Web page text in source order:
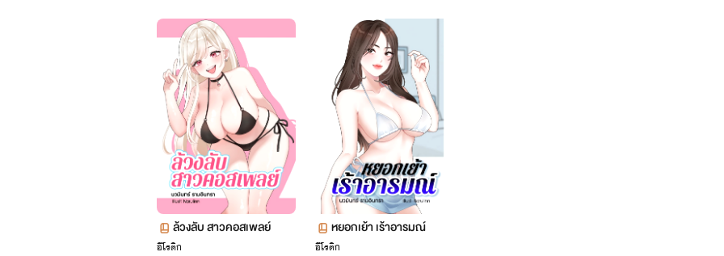
ล้วงลับ สาวคอสเพลย์
อีโรติก
หยอกเย้า เร้าอารมณ์
อีโรติก